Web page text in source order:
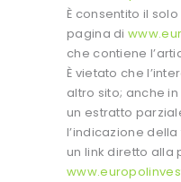
È consentito il
pagina di
che contiene
È vietato che
altro sito; anche
un estratto
l’indicazione
un link diretto alla